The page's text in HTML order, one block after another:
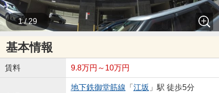
1 / 29
基本情報
賃料 9.8万円～10万円
地下鉄御堂筋線 「 江坂 」駅 徒歩5分